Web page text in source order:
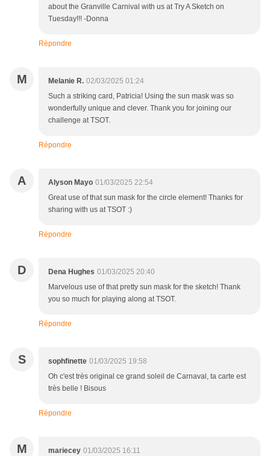
about the Granville Carnival with us at Try A Sketch on
Tuesday!!! -Donna
Répondre
M Melanie R. 02/03/2025 01:24
Such a striking card, Patricia! Using the sun mask was so
wonderfully unique and clever. Thank you for joining our
challenge at TSOT.
Répondre
A Alyson Mayo 01/03/2025 22:54
Great use of that sun mask for the circle element! Thanks for
sharing with us at TSOT :)
Répondre
D Dena Hughes 01/03/2025 20:40
Marvelous use of that pretty sun mask for the sketch! Thank
you so much for playing along at TSOT.
Répondre
S sophfinette 01/03/2025 19:58
Oh c'est très original ce grand soleil de Carnaval, ta carte est
très belle ! Bisous
Répondre
M mariecey 01/03/2025 16:11